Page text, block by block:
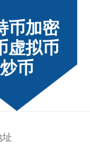
币加密
虚拟币
炒币
址